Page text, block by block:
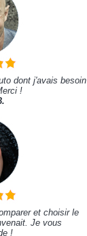
dont j'avais besoin
!
et choisir le
Je vous
!